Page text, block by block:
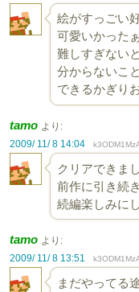
絵がすっごい
可愛いかった
難しすぎない
分からないこ
できるかぎり
tamo より:
2009/ 11/ 8 14:04
クリアできまし
前作に引き続
続編楽しみに
tamo より:
2009/ 11/ 8 13:51
まだやってる